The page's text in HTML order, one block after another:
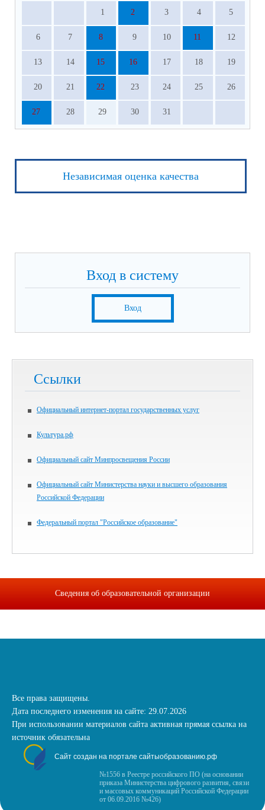
1 2 3 4 5
6 7 8 9 10 11 12
13 14 15 16 17 18 19
20 21 22 23 24 25 26
27 28 29 30 31
Независимая оценка качества
Вход в систему
Вход
Ссылки
Официальный интернет-портал государственных услуг
Культура.рф
Официальный сайт Минпросвещения России
Официальный сайт Министерства науки и высшего образования
Российской Федерации
Федеральный портал "Российское образование"
Сведения об образовательной организации
Все права защищены.
Дата последнего изменения на сайте: 29.07.2026
При использовании материалов сайта активная прямая ссылка на
источник обязательна
Сайт создан на портале сайтыобразованию.рф
№1556 в Реестре российского ПО (на основании
приказа Министерства цифрового развития, связи
и массовых коммуникаций Российской Федерации
от 06.09.2016 №426)